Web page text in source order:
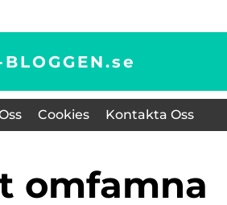
se
Cookies Kontakta Oss